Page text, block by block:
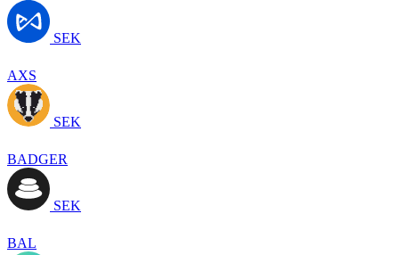
SEK
AXS
SEK
BADGER
SEK
BAL